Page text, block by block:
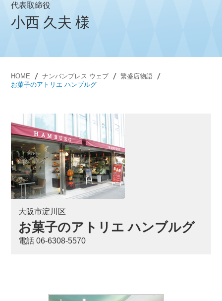
代表取締役
小西 久夫 様
HOME ナンバンプレス ウェブ
繁盛店物語
お菓子のアトリエ ハンブルグ
大阪市淀川区
お菓子のアトリエ ハンブルグ
電話 06-6308-5570